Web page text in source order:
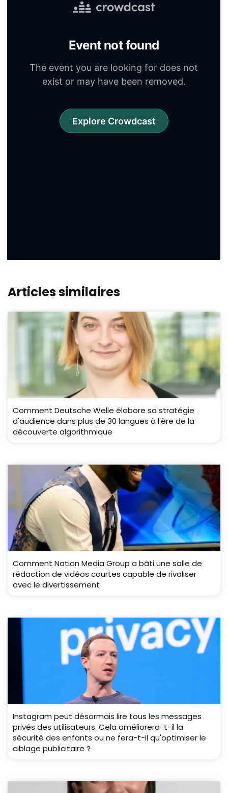
Articles similaires
Comment Deutsche Welle élabore sa stratégie
d'audience dans plus de 30 langues à l'ère de la
découverte algorithmique
Comment Nation Media Group a bâti une salle de
rédaction de vidéos courtes capable de rivaliser
avec le divertissement
Instagram peut désormais lire tous les messages
privés des utilisateurs. Cela améliorera-t-il la
sécurité des enfants ou ne fera-t-il qu'optimiser le
ciblage publicitaire ?